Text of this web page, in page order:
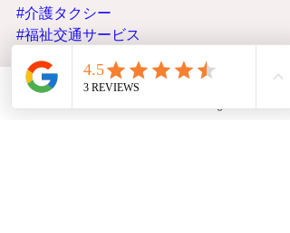
#介護タクシー
#福祉交通サービス
#加古川介護タクシー
#加古川福祉タク